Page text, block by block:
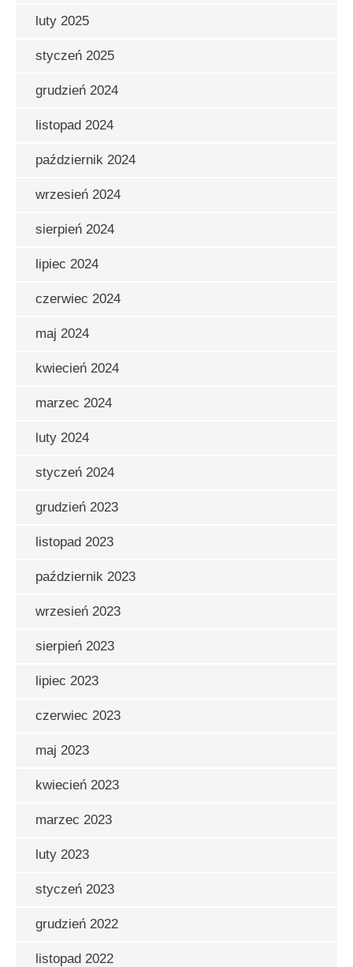
luty 2025
styczeń 2025
grudzień 2024
listopad 2024
październik 2024
wrzesień 2024
sierpień 2024
lipiec 2024
czerwiec 2024
maj 2024
kwiecień 2024
marzec 2024
luty 2024
styczeń 2024
grudzień 2023
listopad 2023
październik 2023
wrzesień 2023
sierpień 2023
lipiec 2023
czerwiec 2023
maj 2023
kwiecień 2023
marzec 2023
luty 2023
styczeń 2023
grudzień 2022
listopad 2022